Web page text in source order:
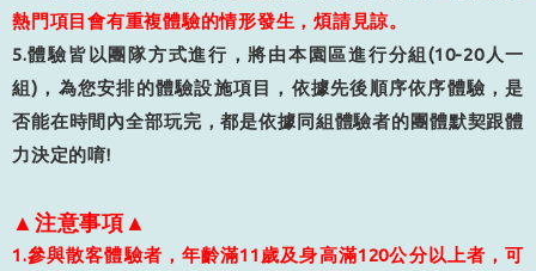
熱門項目會有重複體驗的情形發生，煩請見諒。
5.體驗皆以團隊方式進行，將由本園區進行分組(10-20人一
組) ，為您安排的體驗設施項目，依據先後順序依序體驗，是
否能在時間內全部玩完，都是依據同組體驗者的團體默契跟體
力決定的唷!
▲注意事項▲
1.參與散客體驗者，年齡滿11歲及身高滿120公分以上者，可